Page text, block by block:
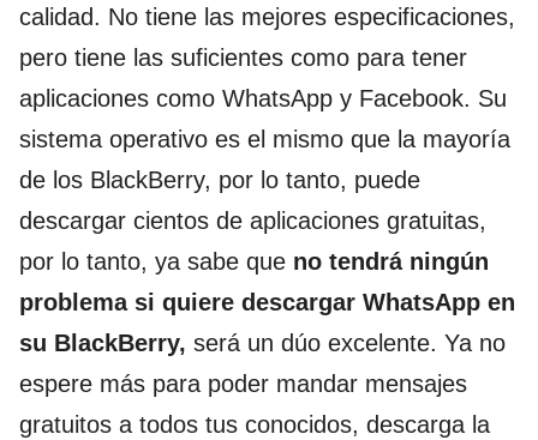
calidad. No tiene las mejores especificaciones,
pero tiene las suficientes como para tener
aplicaciones como WhatsApp y Facebook. Su
sistema operativo es el mismo que la mayoría
de los BlackBerry, por lo tanto, puede
descargar cientos de aplicaciones gratuitas,
por lo tanto, ya sabe que no tendrá ningún
problema si quiere descargar WhatsApp en
su BlackBerry, será un dúo excelente. Ya no
espere más para poder mandar mensajes
gratuitos a todos tus conocidos, descarga la